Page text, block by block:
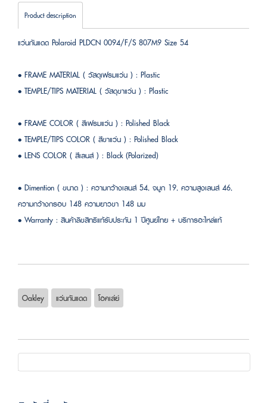
Product description
แว่นกันแดด Polaroid PLDCN 0094/F/S 807M9 Size 54
• FRAME MATERIAL ( วัสดุเฟรมแว่น ) : Plastic
• TEMPLE/TIPS MATERIAL ( วัสดุขาแว่น ) : Plastic
• FRAME COLOR ( สีเฟรมแว่น ) : Polished Black
• TEMPLE/TIPS COLOR ( สีขาแว่น ) : Polished Black
• LENS COLOR ( สีเลนส์ ) : Black (Polarized)
• Dimention ( ขนาด ) : ความกว้างเลนส์ 54, จมูก 19, ความสูงเลนส์ 46,
ความกว้างกรอบ 148 ความยาวขา 148 มม
• Warranty : สินค้าลิขสิทธิแท้รับประกัน 1 ปีศูนย์ไทย + บริการอะไหล่แท้
Oakley แว่นกันแดด โอคเล่ย์